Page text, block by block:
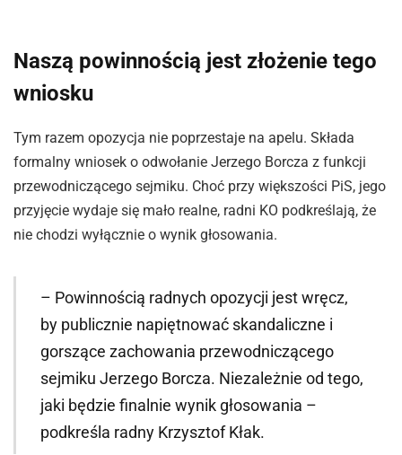
Naszą powinnością jest złożenie tego
wniosku
Tym razem opozycja nie poprzestaje na apelu. Składa
formalny wniosek o odwołanie Jerzego Borcza z funkcji
przewodniczącego sejmiku. Choć przy większości PiS, jego
przyjęcie wydaje się mało realne, radni KO podkreślają, że
nie chodzi wyłącznie o wynik głosowania.
– Powinnością radnych opozycji jest wręcz,
by publicznie napiętnować skandaliczne i
gorszące zachowania przewodniczącego
sejmiku Jerzego Borcza. Niezależnie od tego,
jaki będzie finalnie wynik głosowania –
podkreśla radny Krzysztof Kłak.